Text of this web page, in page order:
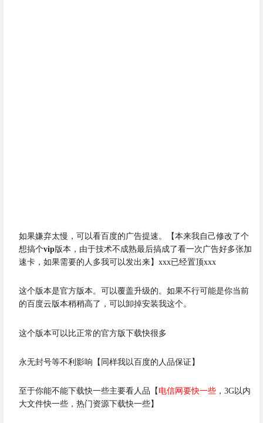
如果嫌弃太慢，可以看百度的广告提速。【本来我自己修改了个
想搞个vip版本，由于技术不成熟最后搞成了看一次广告好多张加
速卡，如果需要的人多我可以发出来】xxx已经置顶xxx
这个版本是官方版本。可以覆盖升级的。如果不行可能是你当前
的百度云版本稍稍高了，可以卸掉安装我这个。
这个版本可以比正常的官方版下载快很多
永无封号等不利影响【同样我以百度的人品保证】
至于你能不能下载快一些主要看人品【 电信网要快一些 ，3G以内
大文件快一些，热门资源下载快一些】